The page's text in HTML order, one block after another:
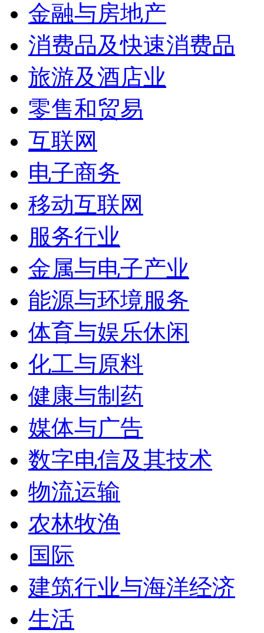
金融与房地产
消费品及快速消费品
旅游及酒店业
零售和贸易
互联网
电子商务
移动互联网
服务行业
金属与电子产业
能源与环境服务
体育与娱乐休闲
化工与原料
健康与制药
媒体与广告
数字电信及其技术
物流运输
农林牧渔
国际
建筑行业与海洋经济
生活